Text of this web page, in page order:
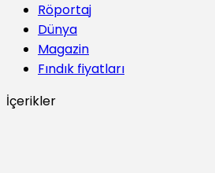
Röportaj
Dünya
Magazin
Fındık fiyatları
İçerikler